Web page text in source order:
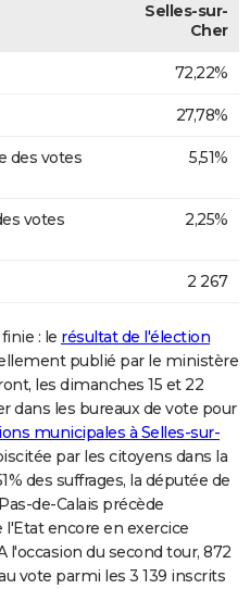
Selles-sur-
Cher
72,22%
27,78%
des votes
5,51%
votes
2,25%
2 267
: le résultat de l'élection
publié par le ministère
les dimanches 15 et 22
dans les bureaux de vote pour
municipales à Selles-sur-
par les citoyens dans la
des suffrages, la députée de
de-Calais précède
encore en exercice
l'occasion du second tour, 872
vote parmi les 3 139 inscrits